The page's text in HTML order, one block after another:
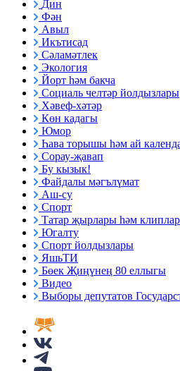
Дин
Фән
Авыл
Икътисад
Сәламәтлек
Экология
Йорт һәм бакча
Социаль челтәр йолдызлары
Хәвеф-хәтәр
Көн кадагы
Юмор
Һава торышы һәм ай
Сорау-җавап
Бу кызык!
Файдалы мәгълүмат
Аш-су
Спорт
Татар җырлары һәм
Югалту
Спорт йолдызлары
ЯшьТИ
Бөек Җиңүнең 80 еллыгы
Видео
Выборы депутатов